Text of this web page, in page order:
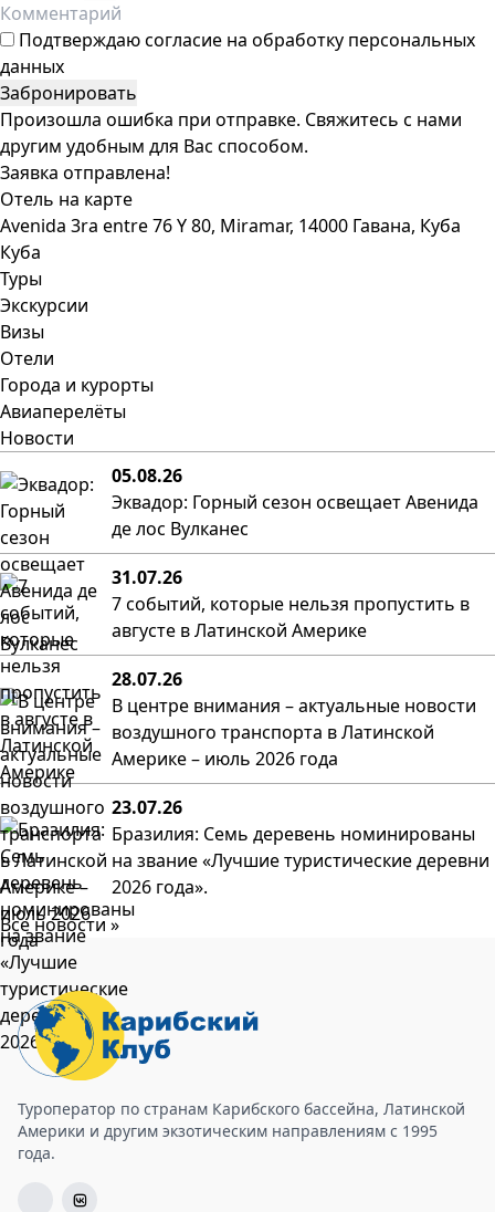
Подтверждаюсогласие на обработку персональных
данных
Забронировать
Произошла ошибка при отправке. Свяжитесь с нами
другим удобным для Вас способом.
Заявка отправлена!
Отель на карте
Avenida 3ra entre 76 Y 80, Miramar, 14000 Гавана, Куба
Куба
Туры
Экскурсии
Визы
Отели
Города и курорты
Авиаперелёты
Новости
05.08.26
Эквадор: Горный сезон освещает Авенида
де лос Вулканес
31.07.26
7 событий, которые нельзя пропустить в
августе в Латинской Америке
28.07.26
В центре внимания – актуальные новости
воздушного транспорта в Латинской
Америке – июль 2026 года
23.07.26
Бразилия: Семь деревень номинированы
на звание «Лучшие туристические деревни
2026 года».
Все новости »
Туроператор по странам Карибского бассейна, Латинской
Америки и другим экзотическим направлениям с 1995
года.